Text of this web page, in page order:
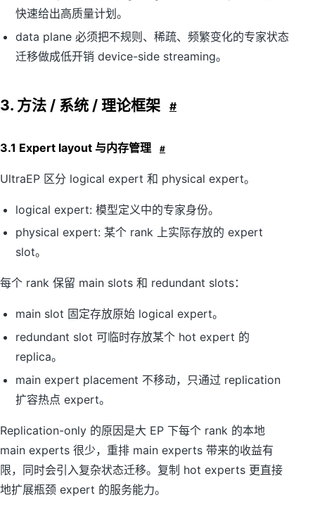
快速给出高质量计划。
data plane 必须把不规则、稀疏、频繁变化的专家状态
迁移做成低开销 device-side streaming。
3. 方法 / 系统 / 理论框架 #
3.1 Expert layout 与内存管理 #
UltraEP 区分 logical expert 和 physical expert。
logical expert: 模型定义中的专家身份。
physical expert: 某个 rank 上实际存放的 expert
slot。
每个 rank 保留 main slots 和 redundant slots：
main slot 固定存放原始 logical expert。
redundant slot 可临时存放某个 hot expert 的
replica。
main expert placement 不移动，只通过 replication
扩容热点 expert。
Replication-only 的原因是大 EP 下每个 rank 的本地
main experts 很少，重排 main experts 带来的收益有
限，同时会引入复杂状态迁移。复制 hot experts 更直接
地扩展瓶颈 expert 的服务能力。